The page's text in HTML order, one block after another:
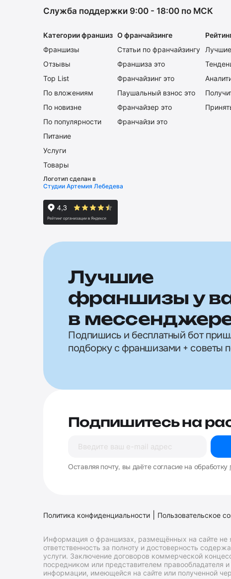
Служба поддержки 9:00 - 18:00 по МСК
Категории франшиз
Франшизы
Отзывы
Top List
По вложениям
По новизне
По популярности
Питание
Услуги
Товары
О франчайзинге
Статьи по франчайзингу
Франшиза это
Франчайзинг это
Паушальный взнос это
Франчайзер это
Франчайзи это
Логотип сделан в
Студии Артемия Лебедева
Лучшие
франшизы у
в
Подпишись и бесплатный бот
подборку с франшизами + советы
Подпишитесь на
Оставляя почту, вы даёте согласие на обработку
Политика конфиденциальности Пользовательское
Информация о франшизах, размещённых на сайте не
ответственность за полноту и достоверность
услуги. Заключение договоров коммерческой
посредником или представителем правообладателя
информации, имеющейся на сайте или полученной